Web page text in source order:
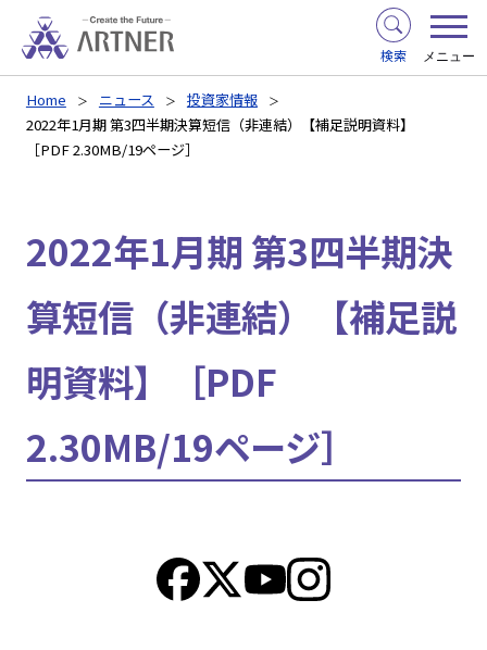
検索 メニュー
Home ニュース
投資家情報
2022年1月期 第3四半期決算短信（非連結）【補足説明資料】
［PDF 2.30MB/19ページ］
2022年1月期 第3四半期決
算短信（非連結）【補足説
明資料】［PDF
2.30MB/19ページ］